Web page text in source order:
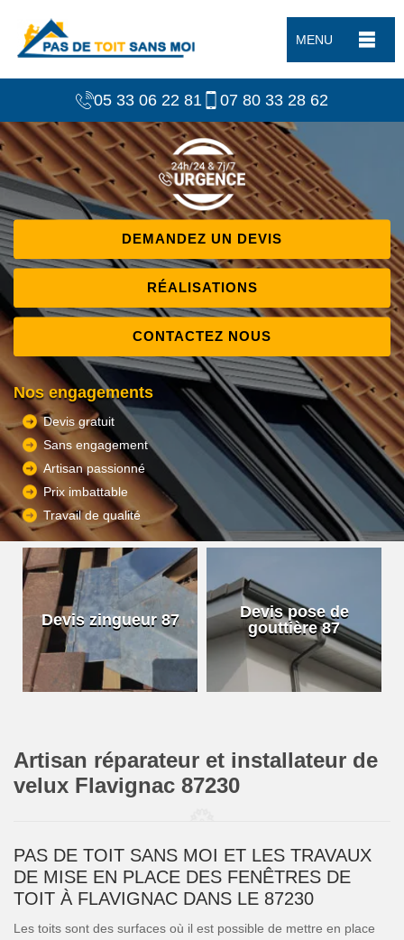
MENU
05 33 06 22 81 07 80 33 28 62
DEMANDEZ UN DEVIS
RÉALISATIONS
CONTACTEZ NOUS
Nos engagements
Devis gratuit
Sans engagement
Artisan passionné
Prix imbattable
Travail de qualité
Devis zingueur 87
Devis pose de
gouttière 87
Artisan réparateur et installateur de
velux Flavignac 87230
PAS DE TOIT SANS MOI ET LES TRAVAUX
DE MISE EN PLACE DES FENÊTRES DE
TOIT À FLAVIGNAC DANS LE 87230
Les toits sont des surfaces où il est possible de mettre en place